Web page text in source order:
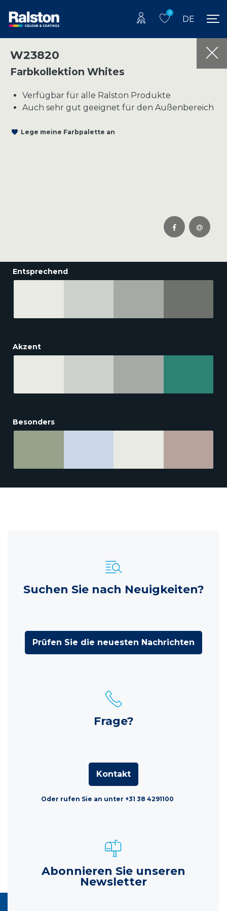
0
DE
W23820
Farbkollektion Whites
Verfügbar für alle Ralston Produkte
Auch sehr gut geeignet für den Außenbereich
Lege meine Farbpalette an
Entsprechend
Akzent
Besonders
Suchen Sie nach Neuigkeiten?
Prüfen Sie die neuesten Nachrichten
Frage?
Kontakt
Oder rufen Sie an unter +31 38 4291100
Abonnieren Sie unseren
Newsletter